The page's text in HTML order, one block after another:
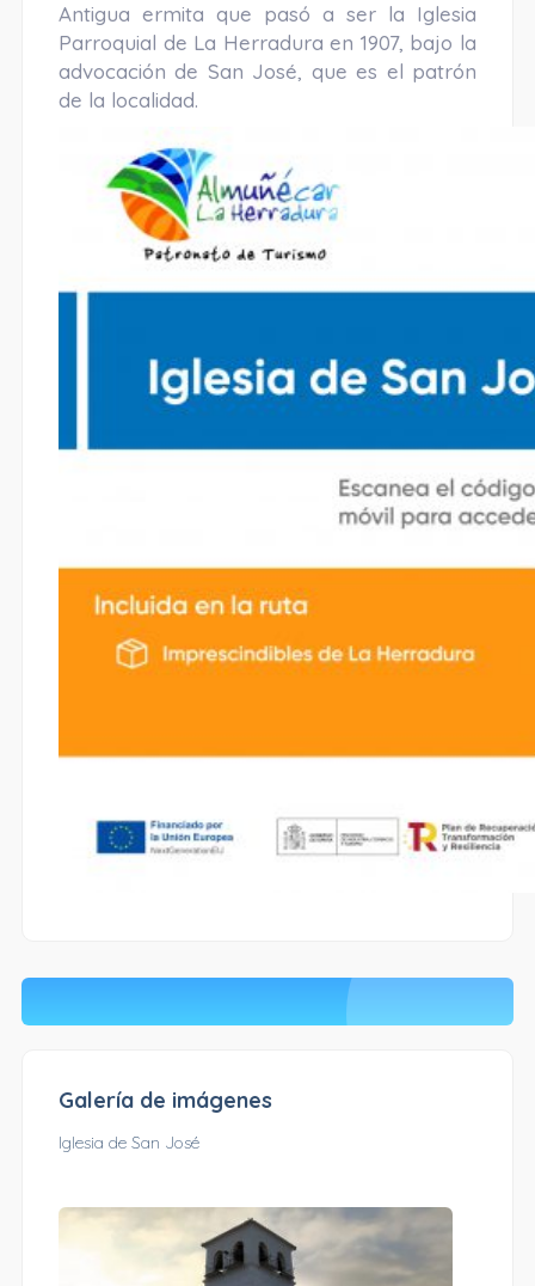
Antigua ermita que pasó a ser la Iglesia
Parroquial de La Herradura en 1907, bajo la
advocación de San José, que es el patrón
de la localidad.
Galería de imágenes
Iglesia de San José